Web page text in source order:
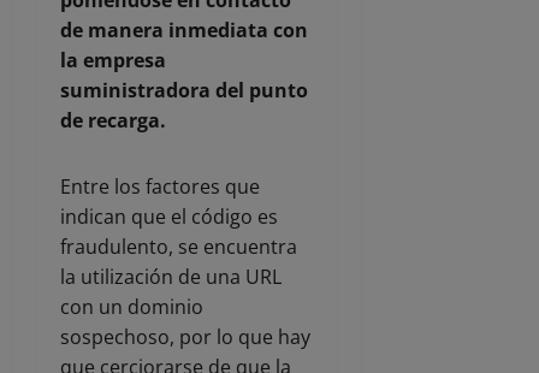
de manera inmediata con
la empresa
suministradora del punto
de recarga.
Entre los factores que
indican que el código es
fraudulento, se encuentra
la utilización de una URL
con un dominio
sospechoso, por lo que hay
que cerciorarse de que la